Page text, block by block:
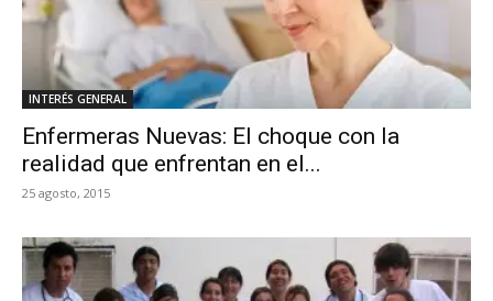
INTERÉS GENERAL
Enfermeras Nuevas: El choque con la
realidad que enfrentan en el...
25 agosto, 2015